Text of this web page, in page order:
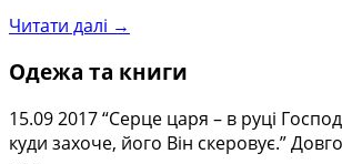
Читати далі →
Одежа та книги
15.09 2017 “Серце царя – в руці
куди захоче, його Він скеровує.”